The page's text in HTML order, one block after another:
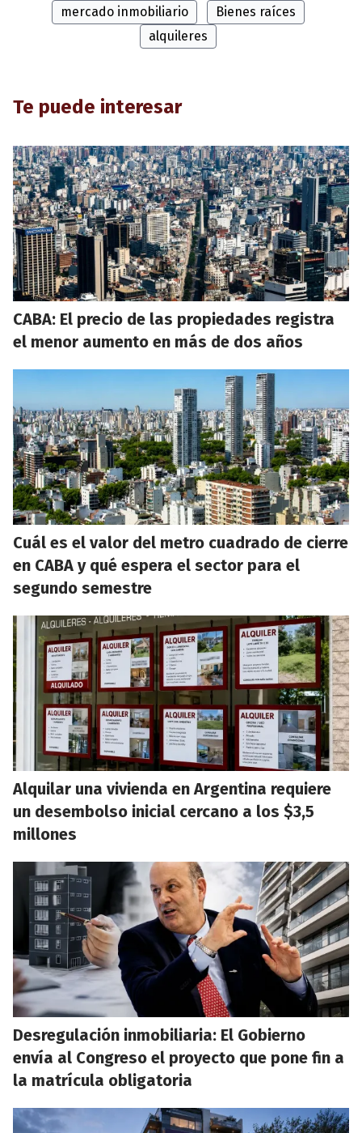
mercado inmobiliario
Bienes raíces
alquileres
Te puede interesar
CABA: El precio de las propiedades registra
el menor aumento en más de dos años
Cuál es el valor del metro cuadrado de cierre
en CABA y qué espera el sector para el
segundo semestre
Alquilar una vivienda en Argentina requiere
un desembolso inicial cercano a los $3,5
millones
Desregulación inmobiliaria: El Gobierno
envía al Congreso el proyecto que pone fin a
la matrícula obligatoria